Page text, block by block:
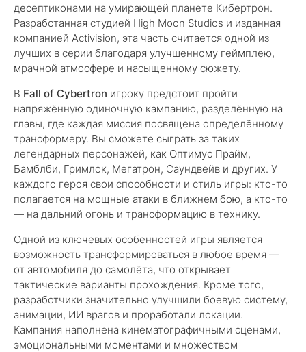
десептиконами на умирающей планете Кибертрон.
Разработанная студией High Moon Studios и изданная
компанией Activision, эта часть считается одной из
лучших в серии благодаря улучшенному геймплею,
мрачной атмосфере и насыщенному сюжету.
В Fall of Cybertron игроку предстоит пройти
напряжённую одиночную кампанию, разделённую на
главы, где каждая миссия посвящена определённому
трансформеру. Вы сможете сыграть за таких
легендарных персонажей, как Оптимус Прайм,
Бамблби, Гримлок, Мегатрон, Саундвейв и других. У
каждого героя свои способности и стиль игры: кто-то
полагается на мощные атаки в ближнем бою, а кто-то
— на дальний огонь и трансформацию в технику.
Одной из ключевых особенностей игры является
возможность трансформироваться в любое время —
от автомобиля до самолёта, что открывает
тактические варианты прохождения. Кроме того,
разработчики значительно улучшили боевую систему,
анимации, ИИ врагов и проработали локации.
Кампания наполнена кинематографичными сценами,
эмоциональными моментами и множеством